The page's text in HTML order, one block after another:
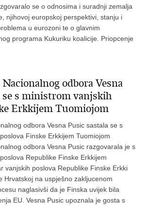
se o odnosima i suradnji zemalja
njihovoj europskoj perspektivi, stanju i
u eurozoni te o glavnim
programa Kukuriku koalicije. Priopcenje
odbora Vesna
se s ministrom vanjskih
Erkkijem Tuomiojom
odbora Vesna Pusic sastala se s
Finske Erkkijem Tuomiojom
odbora Vesna Pusic razgovarala je s
Republike Finske Erkkijem
vanjskih poslova Republike Finske Erkki
Hrvatskoj na uspješno zakljucenom
naglasivši da je Finska uvijek bila
EU. Vesna Pusic upoznala je gosta s